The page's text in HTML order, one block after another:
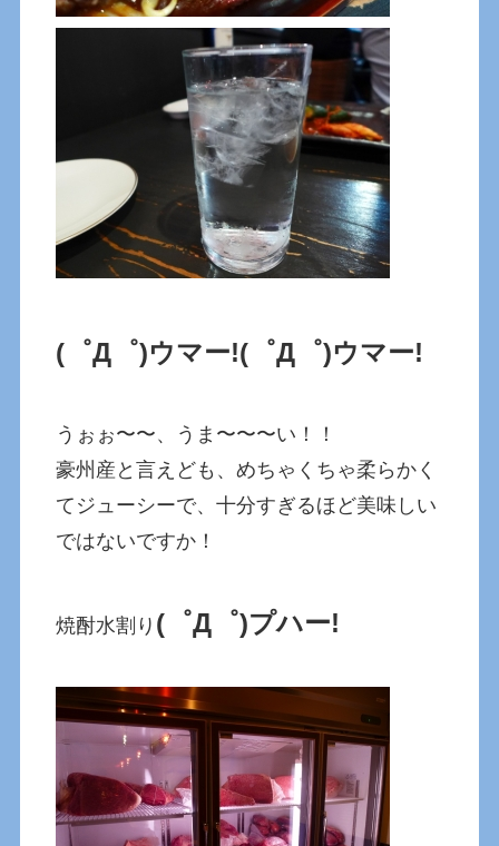
(゜Д゜)ウマー!(゜Д゜)ウマー!
うぉぉ〜〜、うま〜〜〜い！！
豪州産と言えども、めちゃくちゃ柔らかく
てジューシーで、十分すぎるほど美味しい
ではないですか！
焼酎水割り (゜Д゜)プハー!